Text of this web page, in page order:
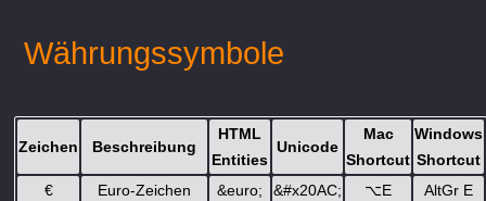
Währungssymbole
Zeichen Beschreibung
HTML
Entities
Unicode
Mac
Shortcut
Windows
Shortcut
€
Euro-Zeichen &euro; &#x20AC; ⌥E
AltGr E